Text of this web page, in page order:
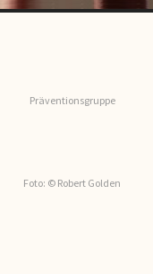
Präventionsgruppe
Foto: © Robert Golden